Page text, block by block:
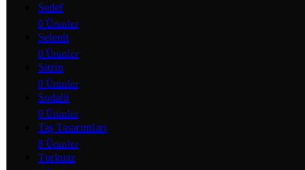
Sedef
0 Ürünler
Selenit
0 Ürünler
Sitrin
0 Ürünler
Sodalit
0 Ürünler
Taş Tasarımları
8 Ürünler
Turkuaz